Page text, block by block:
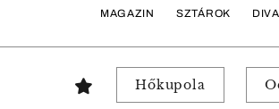
MAGAZIN SZTÁROK
Hőkupola